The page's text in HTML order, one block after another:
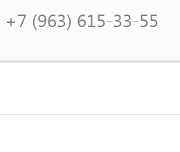
+7 (963) 615-33-55